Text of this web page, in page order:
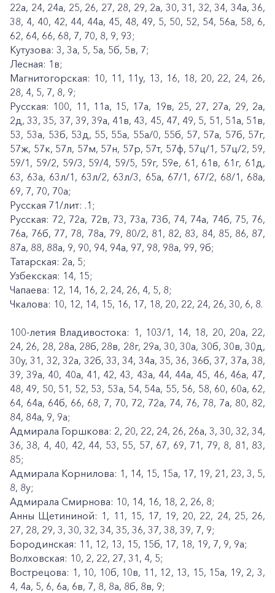
22а, 24, 24а, 25, 26, 27, 28, 29, 2а, 30, 31, 32, 34, 34а, 36,
38, 4, 40, 42, 44, 44а, 45, 48, 49, 5, 50, 52, 54, 56а, 58, 6,
62, 64, 66, 68, 7, 70, 8, 9, 93;
Кутузова: 3, 3а, 5, 5а, 5б, 5в, 7;
Лесная: 1в;
Магнитогорская: 10, 11, 11у, 13, 16, 18, 20, 22, 24, 26,
28, 4, 5, 7, 8, 9;
Русская: 100, 11, 11а, 15, 17а, 19в, 25, 27, 27а, 29, 2а,
2д, 33, 35, 37, 39, 39а, 41в, 43, 45, 47, 49, 5, 51, 51а, 51в,
53, 53а, 53б, 53д, 55, 55а, 55а/0, 55б, 57, 57а, 57б, 57г,
57ж, 57к, 57л, 57м, 57н, 57р, 57т, 57ф, 57ц/1, 57ц/2, 59,
59/1, 59/2, 59/3, 59/4, 59/5, 59г, 59е, 61, 61в, 61г, 61д,
63, 63а, 63л/1, 63л/2, 63л/3, 65а, 67/1, 67/2, 68/1, 68а,
69, 7, 70, 70а;
Русская 71/лит: .1;
Русская: 72, 72а, 72в, 73, 73а, 73б, 74, 74а, 74б, 75, 76,
76а, 76б, 77, 78, 78а, 79, 80/2, 81, 82, 83, 84, 85, 86, 87,
87а, 88, 88а, 9, 90, 94, 94а, 97, 98, 98а, 99, 9б;
Татарская: 2а, 5;
Узбекская: 14, 15;
Чапаева: 12, 14, 16, 2, 24, 26, 4, 5, 8;
Чкалова: 10, 12, 14, 15, 16, 17, 18, 20, 22, 24, 26, 30, 6, 8.
100-летия Владивостока: 1, 103/1, 14, 18, 20, 20а, 22,
24, 26, 28, 28а, 28б, 28в, 28г, 29а, 30, 30а, 30б, 30в, 30д,
30у, 31, 32, 32а, 32б, 33, 34, 34а, 35, 36, 36б, 37, 37а, 38,
39, 39а, 40, 40а, 41, 42, 43, 43а, 44, 44а, 45, 46, 46а, 47,
48, 49, 50, 51, 52, 53, 53а, 54, 54а, 55, 56, 58, 60, 60а, 62,
64, 64а, 64б, 66, 68, 7, 70, 72, 72а, 74, 76, 78, 7а, 80, 82,
84, 84а, 9, 9а;
Адмирала Горшкова: 2, 20, 22, 24, 26, 26а, 3, 30, 32, 34,
36, 38, 4, 40, 42, 44, 53, 55, 57, 67, 69, 71, 79, 8, 81, 83,
85;
Адмирала Корнилова: 1, 14, 15, 15а, 17, 19, 21, 23, 3, 5,
8, 8у;
Адмирала Смирнова: 10, 14, 16, 18, 2, 26, 8;
Анны Щетининой: 1, 11, 15, 17, 19, 20, 22, 24, 25, 26,
27, 28, 29, 3, 30, 32, 34, 35, 36, 37, 38, 39, 7, 9;
Бородинская: 11, 12, 13, 15, 15б, 17, 18, 19, 7, 9, 9а;
Волховская: 10, 2, 22, 27, 31, 4, 5;
Вострецова: 1, 10, 10б, 10в, 11, 12, 13, 15, 15а, 19, 2, 3,
4, 4а, 5, 6, 6а, 6в, 7, 8, 8а, 8б, 8в, 9;